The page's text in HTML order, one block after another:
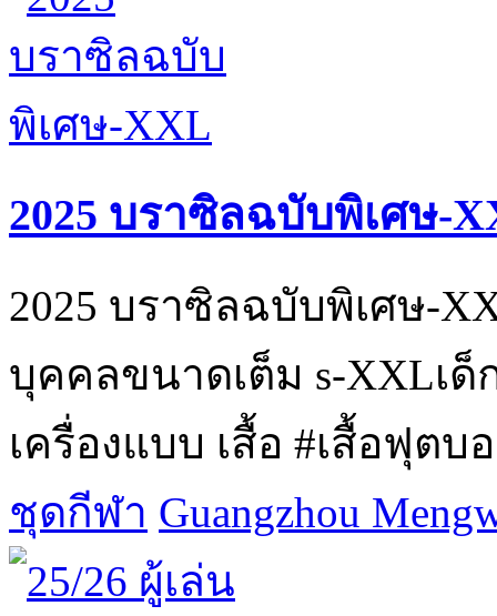
2025 บราซิลฉบับพิเศษ-
2025 บราซิลฉบับพิเศษ-
บุคคลขนาดเต็ม s-XXLเด็
เครื่องแบบ เสื้อ #เสื้อฟุตบ
ชุดกีฬา Guangzhou